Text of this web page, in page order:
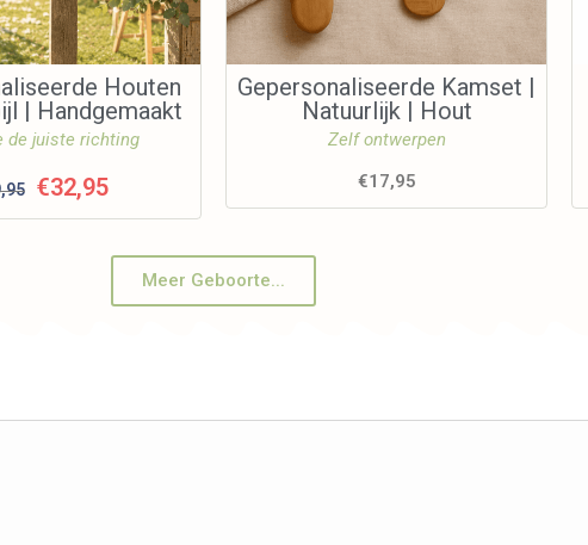
Houten
| Handgemaakt
de juiste richting
€32,95
Gepersonaliseerde Kamset |
Natuurlijk | Hout
Zelf ontwerpen
€17,95
Meer Geboorte...